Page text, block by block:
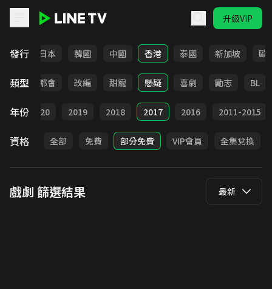
升級VIP
發行
台灣 日本 韓國 中國 香港 泰國 新加坡 歐
類型
愛情 都會 改編 甜寵 懸疑 喜劇 勵志 BL
年份 2020 2019 2018 2017 2016 2011-2015
資格 全部 免費 部分免費 VIP會員 全集兌換
戲劇 篩選結果 最新